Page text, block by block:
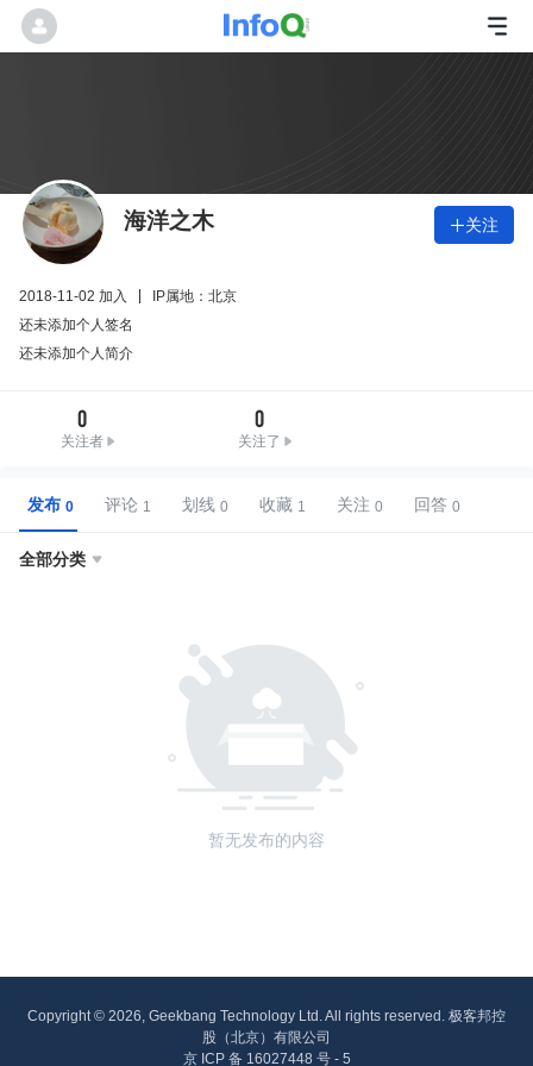
海洋之木 关注
2018-11-02 加入
IP属地：北京
还未添加个人签名
还未添加个人简介
0
关注者
0
关注了
发布 评论 划线 收藏 关注 回答
全部分类 
暂无发布的内容
Copyright © 2026, Geekbang Technology Ltd. All rights reserved. 极客邦控
股（北京）有限公司
京 ICP 备 16027448 号 - 5